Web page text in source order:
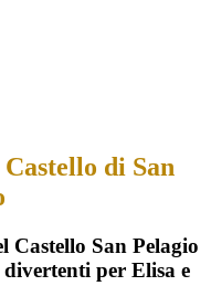
di San
Castello San Pelagio
per Elisa e